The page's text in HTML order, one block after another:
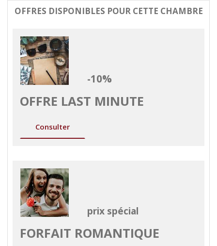
OFFRES DISPONIBLES POUR CETTE CHAMBRE
-10%
OFFRE LAST MINUTE
Consulter
prix spécial
FORFAIT ROMANTIQUE